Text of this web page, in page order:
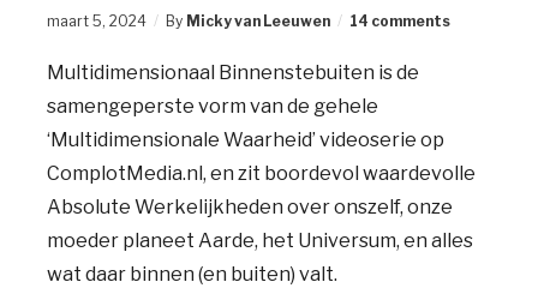
maart 5, 2024 By Micky van Leeuwen 14 comments
Multidimensionaal Binnenstebuiten is de
samengeperste vorm van de gehele
‘Multidimensionale Waarheid’ videoserie op
ComplotMedia.nl, en zit boordevol waardevolle
Absolute Werkelijkheden over onszelf, onze
moeder planeet Aarde, het Universum, en alles
wat daar binnen (en buiten) valt.